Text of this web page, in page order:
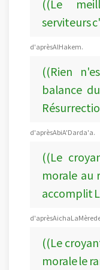
((Le
serviteurs
d'après Al Hakem.
((Rien
balance
d'après Abi A'Darda'a.
((Le
morale au
accomplit
d'après Aicha La Mère
((Le
morale le